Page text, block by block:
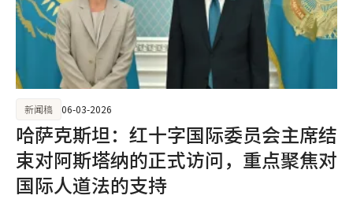
哈萨克斯坦：红十字国际委员会主席结
束对阿斯塔纳的正式访问，重点聚焦对
国际人道法的支持
新闻稿 06-03-2026